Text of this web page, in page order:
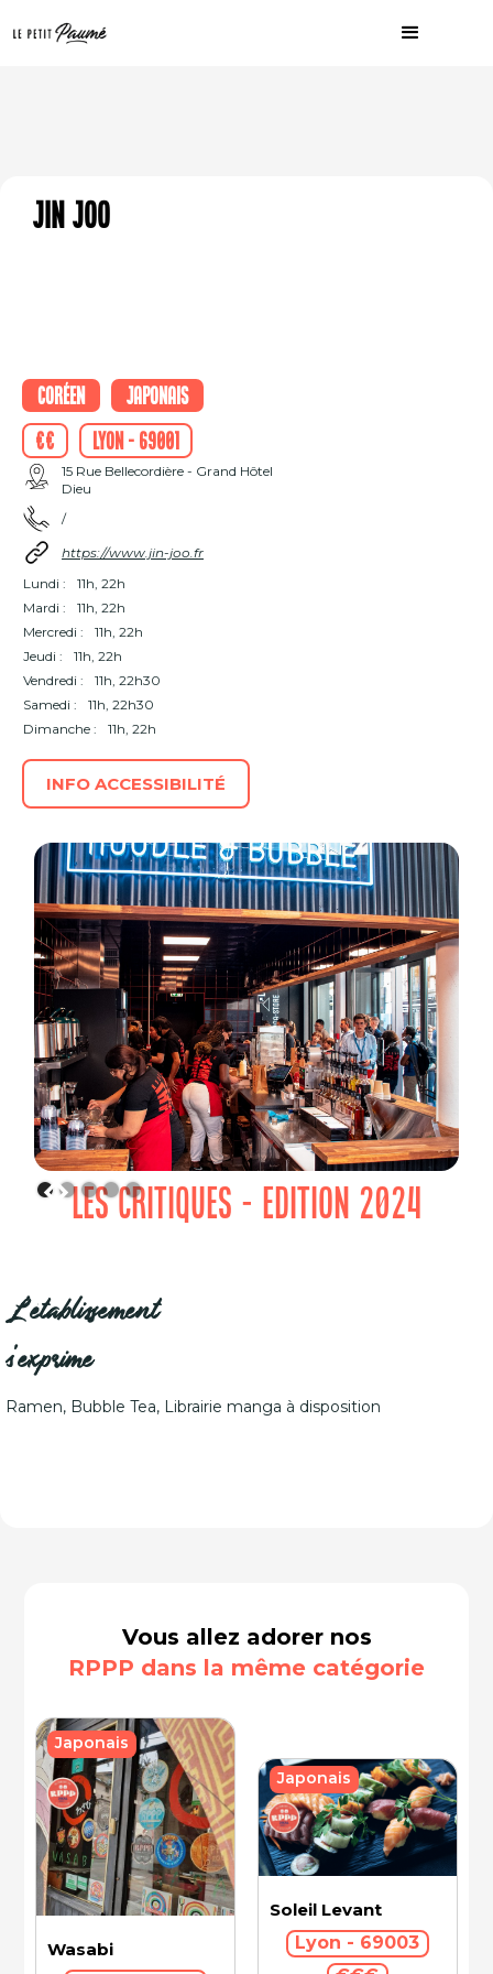
Jin Joo
Coréen
Japonais
€€
Lyon - 69001
15 Rue Bellecordière - Grand Hôtel
Dieu
/
https://www.jin-joo.fr
Lundi :
11h, 22h
Mardi :
11h, 22h
Mercredi :
11h, 22h
Jeudi :
11h, 22h
Vendredi :
11h, 22h30
Samedi :
11h, 22h30
Dimanche :
11h, 22h
INFO ACCESSIBILITÉ
LES CRITIQUES - EDITION 2024
L'établissement
s'exprime
Ramen, Bubble Tea, Librairie manga à disposition
Vous allez adorer nos
RPPP dans la même catégorie
Wasabi
Japonais
Soleil Levant
Lyon - 69003
Japonais